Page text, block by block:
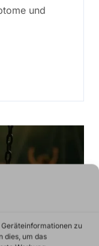
zu
dies, um das
und